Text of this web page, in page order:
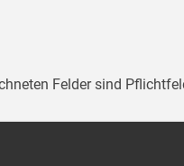
Felder sind